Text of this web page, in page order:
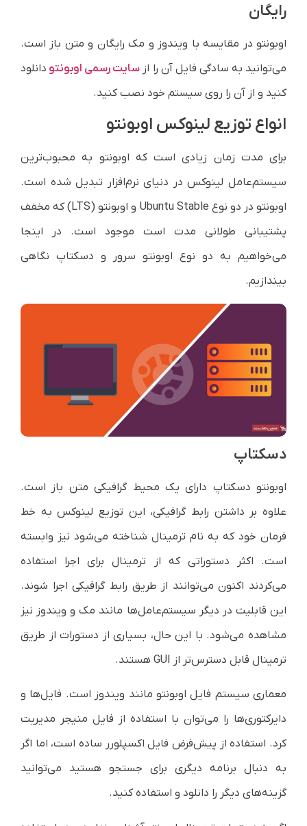
رایگان
اوبونتو در مقایسه با ویندوز و مک رایگان و متن باز است.
‌می‌‌توانید به سادگی فایل آن را از سایت رسمی اوبونتو ‌‌ دانلود
کنید و از آن را روی سیستم خود نصب کنید.
انواع توزیع لینوکس اوبونتو
برای مدت زمان زیادی است که اوبونتو به محبوب‌ترین
سیستم‌عامل لینوکس در دنیای نرم‌افزار تبدیل شده است.
اوبونتو در دو نوع Ubuntu Stable و اوبونتو (LTS) که مخفف
پشتیبانی طولانی مدت است موجود است. در اینجا
می‌خواهیم به دو نوع اوبونتو سرور و دسکتاپ نگاهی
بیندازیم.
دسکتاپ
اوبونتو دسکتاپ دارای یک محیط گرافیکی متن باز است.
علاوه بر داشتن رابط گرافیکی، این توزیع لینوکس به خط
فرمان خود که به نام ترمینال شناخته می‌شود نیز وابسته
است. اکثر دستوراتی که از ترمینال برای اجرا استفاده
می‌کردند اکنون می‌توانند از طریق رابط گرافیکی اجرا شوند.
این قابلیت در دیگر سیستم‌عامل‌ها مانند مک و ویندوز نیز
مشاهده می‌شود. با این حال، بسیاری از دستورات از طریق
ترمینال قابل دسترس‌تر از GUI هستند.
معماری سیستم فایل اوبونتو مانند ویندوز است. فایل‌ها و
دایرکتوری‌ها را می‌توان با استفاده از فایل منیجر مدیریت
کرد. استفاده از پیش‌فرض فایل اکسپلورر ساده است، اما اگر
به دنبال برنامه دیگری برای جستجو هستید می‌توانید
گزینه‌های دیگر را دانلود و استفاده کنید.